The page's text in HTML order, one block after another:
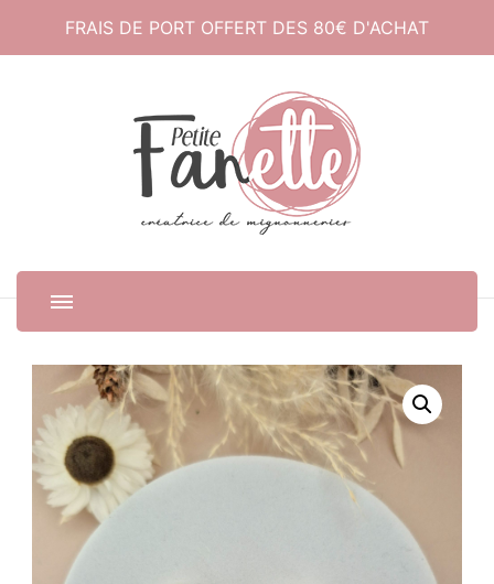
FRAIS DE PORT OFFERT DES 80€ D'ACHAT
Petite Fanette
Créatrice de mignonneries